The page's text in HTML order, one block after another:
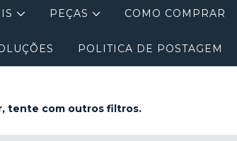
PEÇAS COMO COMPRAR
POLITICA DE POSTAGEM
tente com outros filtros.